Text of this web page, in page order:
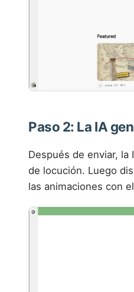
Paso 2: La IA
Después de enviar, la
de locución. Luego
las animaciones con